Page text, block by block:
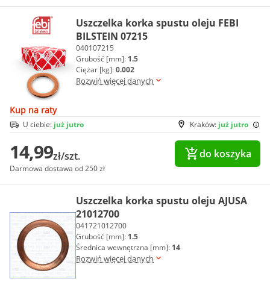
Uszczelka korka spustu oleju FEBI
BILSTEIN 07215
040107215
Grubość [mm]: 1.5
Ciężar [kg]:0.002
Rozwiń więcej danych
Kup na raty
Kraków: już jutro
U ciebie: już jutro
14,99zł/szt.
Darmowa dostawa od 250 zł
do koszyka
Uszczelka korka spustu oleju AJUSA
21012700
041721012700
Grubość [mm]: 1.5
Średnica wewnętrzna [mm]: 14
Rozwiń więcej danych